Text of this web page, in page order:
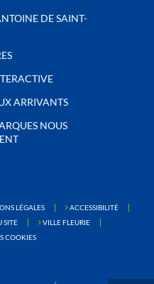
DE SAINT-
ARRIVANTS
NOUS
LÉGALES
ACCESSIBILITÉ
SITE
VILLE FLEURIE
COOKIES